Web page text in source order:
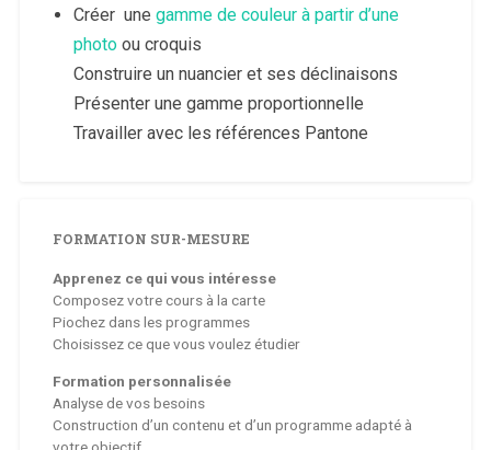
Créer une gamme de couleur à partir d’une
photoou croquis
Construire un nuancier et ses déclinaisons
Présenter une gamme proportionnelle
Travailler avec les références Pantone
FORMATION SUR-MESURE
Apprenez ce qui vous intéresse
Composez votre cours à la carte
Piochez dans les programmes
Choisissez ce que vous voulez étudier
Formation personnalisée
Analyse de vos besoins
Construction d’un contenu et d’un programme adapté à
votre objectif.